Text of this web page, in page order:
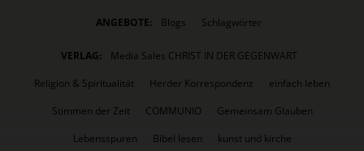
ANGEBOTE: Blogs Schlagwörter
VERLAG:
Media Sales CHRIST IN DER GEGENWART
Religion & Spiritualität
Herder Korrespondenz
einfach leben
Stimmen der Zeit
COMMUNIO
Gemeinsam Glauben
Lebensspuren
Bibel lesen kunst und kirche